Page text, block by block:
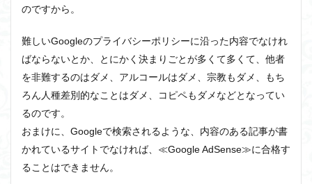
のですから。
難しいGoogleのプライバシーポリシーに沿った内容でなけれ
ばならないとか、とにかく決まりごとが多くて多くて、他者
を非難するのはダメ、アルコールはダメ、宗教もダメ、もち
ろん人種差別的なことはダメ、コピペもダメなどとなってい
るのです。
おまけに、Googleで検索されるような、内容のある記事が書
かれているサイトでなければ、≪Google AdSense≫に合格す
ることはできません。